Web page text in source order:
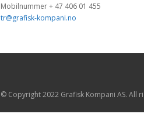
Mobilnummer + 47 406 01 455
tr@grafisk-kompani.no
© Copyright 2022 Grafisk Kompani AS. All